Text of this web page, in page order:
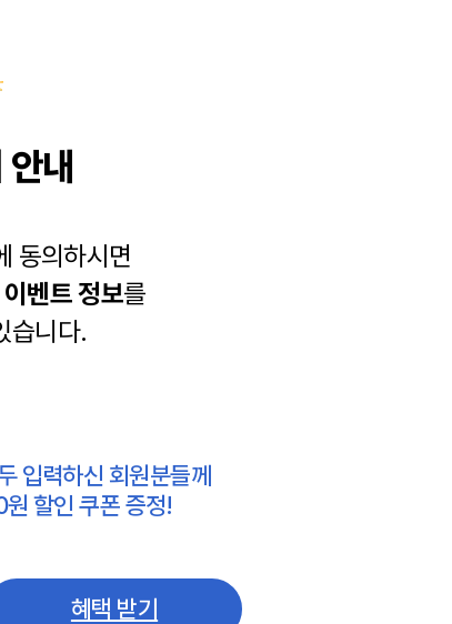
내
동의하시면
이벤트 정보를
습니다.
입력하신 회원분들께
할인 쿠폰 증정!
혜택 받기